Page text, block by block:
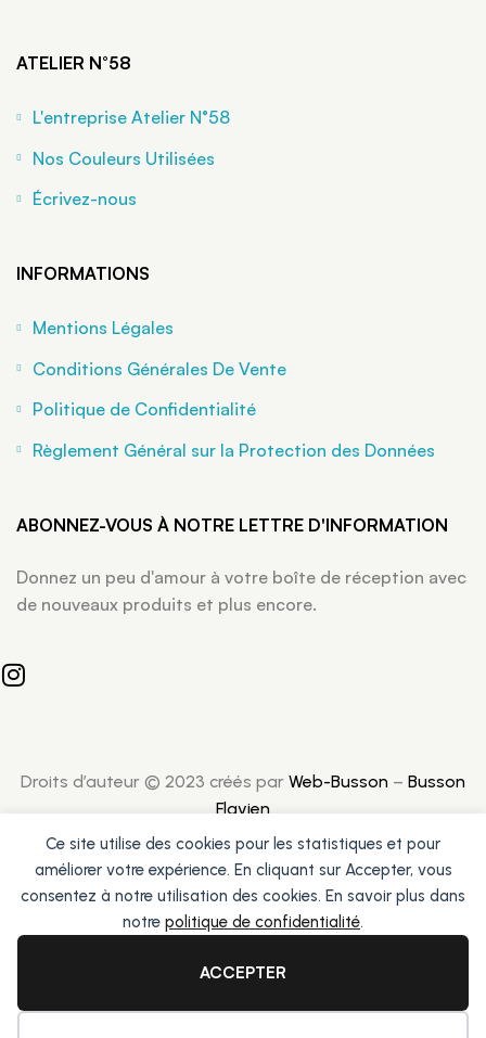
Ce site utilise des cookies pour les statistiques et pour
améliorer votre expérience. En cliquant sur Accepter, vous
consentez à notre utilisation des cookies. En savoir plus dans
notre politique de confidentialité.
ACCEPTER
ATELIER N°58
L'entreprise Atelier N°58
Nos Couleurs Utilisées
Écrivez-nous
INFORMATIONS
Mentions Légales
Conditions Générales De Vente
Politique de Confidentialité
Règlement Général sur la Protection des Données
ABONNEZ-VOUS À NOTRE LETTRE D'INFORMATION
Donnez un peu d'amour à votre boîte de réception avec
de nouveaux produits et plus encore.
Droits d’auteur © 2023 créés par Web-Busson – Busson
Flavien